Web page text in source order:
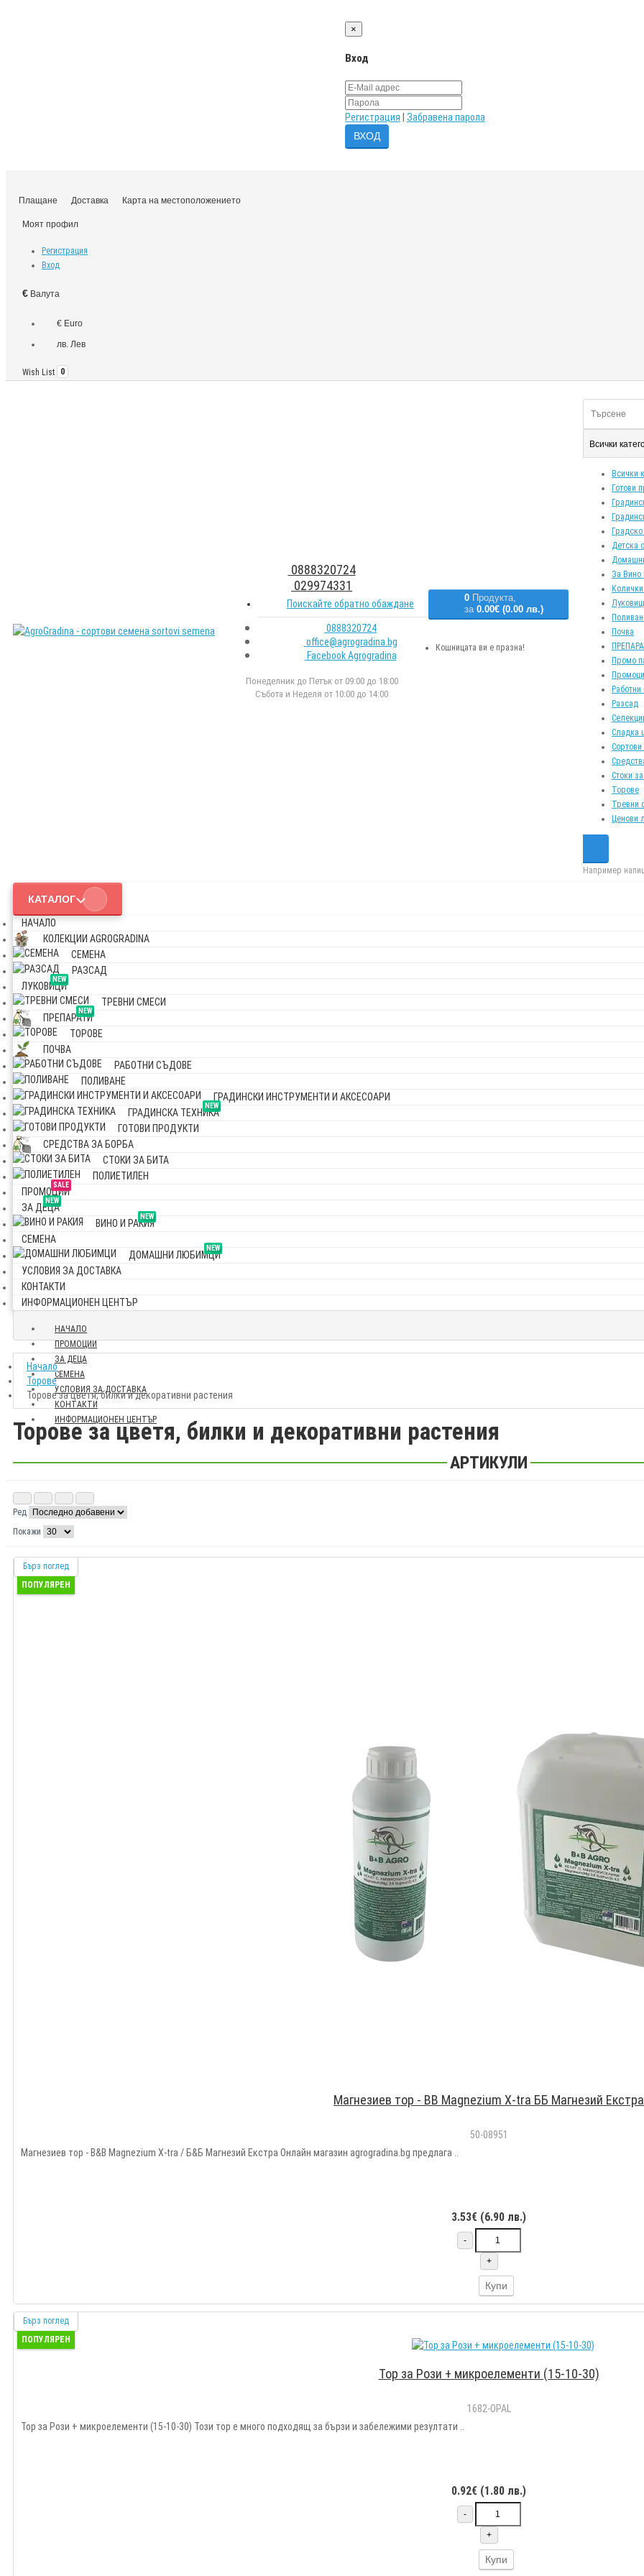
×
Вход
Регистрация Забравена парола
Плащане Доставка Карта на местоположението
Моят профил
Регистрация
Вход
€ Валута
€ Euro
лв. Лев
Wish List 0
0888320724
029974331
Поискайте обратно обаждане
0888320724
office@agrogradina.bg
Facebook Agrogradina
Понеделник до Петък от 09:00 до 18:00
Събота и Неделя от 10:00 до 14:00
0 Продукта,
за 0.00€ (0.00 лв.)
Кошницата ви е празна!
Всички
Всички
Готови
Детска
За Вино
Почва
Промо
Разсад
Сладка
Стоки
Торове
Тревни
Ценови
Например
КАТАЛОГ
НАЧАЛО
КОЛЕКЦИИ AGROGRADINA
СЕМЕНА
РАЗСАД
NEW
ЛУКОВИЦИ
ТРЕВНИ СМЕСИ
NEW
ПРЕПАРАТИ
ТОРОВЕ
ПОЧВА
РАБОТНИ СЪДОВЕ
ПОЛИВАНЕ
ГРАДИНСКИ ИНСТРУМЕНТИ И АКСЕСОАРИ
NEW
ГРАДИНСКА ТЕХНИКА
ГОТОВИ ПРОДУКТИ
СРЕДСТВА ЗА БОРБА
СТОКИ ЗА БИТА
ПОЛИЕТИЛЕН
SALE
ПРОМОЦИИ
NEW
ЗА ДЕЦА
NEW
ВИНО И РАКИЯ
СЕМЕНА
NEW
ДОМАШНИ ЛЮБИМЦИ
УСЛОВИЯ ЗА ДОСТАВКА
КОНТАКТИ
ИНФОРМАЦИОНЕН ЦЕНТЪР
НАЧАЛО
ПРОМОЦИИ
ЗА ДЕЦА
СЕМЕНА
УСЛОВИЯ ЗА ДОСТАВКА
КОНТАКТИ
ИНФОРМАЦИОНЕН ЦЕНТЪР
Начало
Торове
Торове за цветя, билки и декоративни растения
Торове за цветя, билки и декоративни растения
АРТИКУЛИ
Ред
Покажи
Бърз поглед
ПОПУЛЯРЕН
Магнезиев тор - BB Magnezium X-tra ББ Магнезий Екстра
50-08951
Магнезиев тор - B&B Magnezium X-tra / Б&Б Магнезий Екстра Онлайн магазин agrogradina.bg предлага ..
3.53€ (6.90 лв.)
-
+
Купи
Бърз поглед
ПОПУЛЯРЕН
Тор за Рози + микроелементи (15-10-30)
1682-OPAL
Тор за Рози + микроелементи (15-10-30) Този тор е много подходящ за бързи и забележими резултати ..
0.92€ (1.80 лв.)
-
+
Купи